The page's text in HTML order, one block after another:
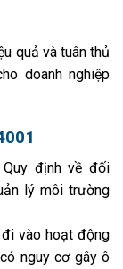
quả và tuân thủ
doanh nghiệp
định về đối
lý môi trường
vào hoạt động
nguy cơ gây ô